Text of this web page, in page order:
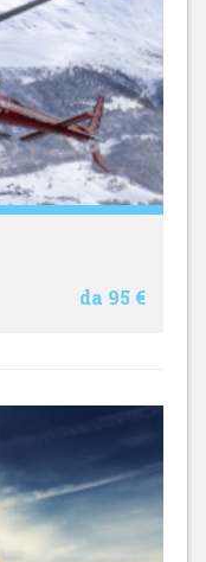
da 95 €